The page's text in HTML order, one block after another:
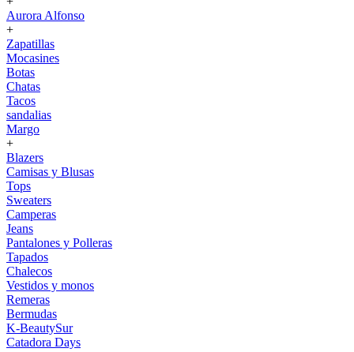
Aurora Alfonso
+
Zapatillas
Mocasines
Botas
Chatas
Tacos
sandalias
Margo
+
Blazers
Camisas y Blusas
Tops
Sweaters
Camperas
Jeans
Pantalones y Polleras
Tapados
Chalecos
Vestidos y monos
Remeras
Bermudas
K-BeautySur
Catadora Days